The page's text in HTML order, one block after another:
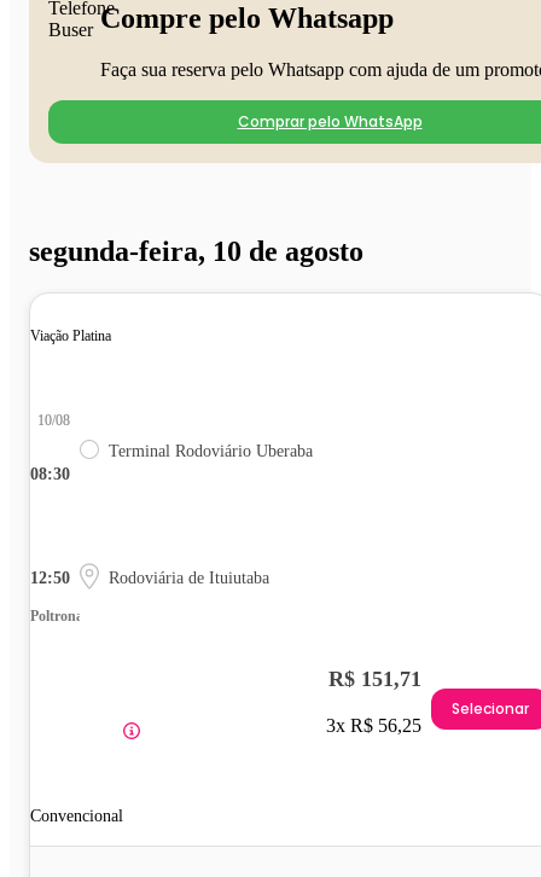
Compre pelo Whatsapp
Faça sua reserva pelo Whatsapp com ajuda de um
Comprar pelo WhatsApp
segunda-feira, 10 de agosto
Viação Platina
08:30
10/08
Terminal Rodoviário Uberaba
12:50 Rodoviária de Ituiutaba
Poltrona
Convencional
R$ 151,71
3x R$ 56,25
Selecionar